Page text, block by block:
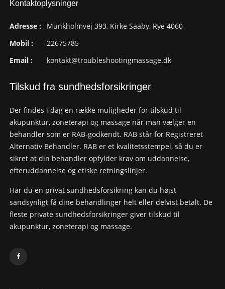
Kontaktoplysninger
Adresse :
Munkholmvej 393, Kirke Saaby, Rye 4060
Mobil :
22675785
Email :
kontakt@troubleshootingmassage.dk
Tilskud fra sundhedsforsikringer
Der findes i dag en række muligheder for tilskud til
akupunktur, zoneterapi og massage når man vælger en
behandler som er RAB-godkendt. RAB står for Registreret
Alternativ Behandler. RAB er et kvalitetsstempel, så du er
sikret at din behandler opfylder krav om uddannelse,
efteruddannelse og etiske retningslinjer.
Har du en privat sundhedsforsikring kan du højst
sandsynligt få dine behandlinger helt eller delvist betalt. De
fleste private sundhedsforsikringer giver tilskud til
akupunktur, zoneterapi og massage.